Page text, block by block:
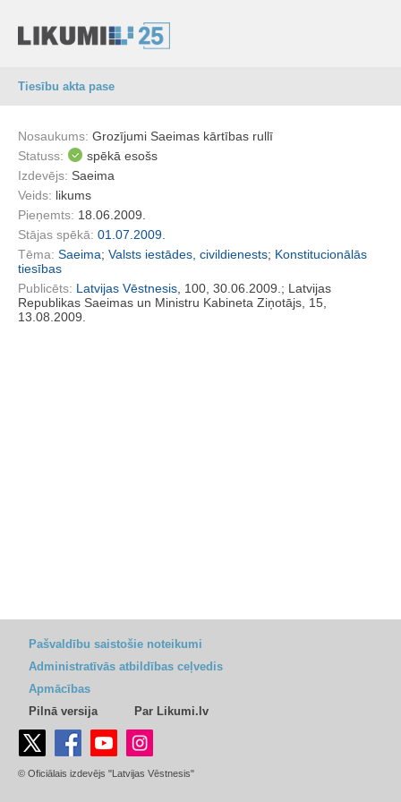
Tiesību akta pase
Nosaukums: Grozījumi Saeimas kārtības rullī
Statuss:
spēkā esošs
Izdevējs: Saeima
Veids: likums
Pieņemts: 18.06.2009.
Stājas spēkā: 01.07.2009.
Tēma: Saeima; Valsts iestādes, civildienests; Konstitucionālās
tiesības
Publicēts: Latvijas Vēstnesis , 100, 30.06.2009.; Latvijas
Republikas Saeimas un Ministru Kabineta Ziņotājs, 15,
13.08.2009.
Pašvaldību saistošie noteikumi
Administratīvās atbildības ceļvedis
Apmācības
Pilnā versija
Par Likumi.lv
© Oficiālais izdevējs "Latvijas Vēstnesis"